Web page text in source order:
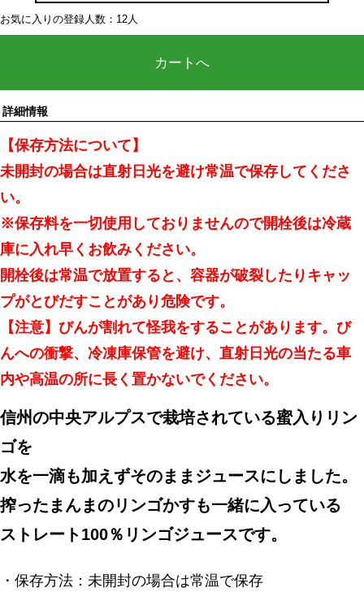
お気に入りの登録人数：12人
カートへ
詳細情報
【保存方法について】
未開封の場合は直射日光を避け常温で保存してくださ
い。
※保存料を一切使用しておりませんので開栓後は冷蔵
庫に入れ早くお飲みください。
開栓後は常温で放置すると、容器が破裂したりキャッ
プがとびだすことがあり危険です。
【注意】びんが割れて怪我をすることがあります。び
んへの衝撃、冷凍庫保管を避け、直射日光の当たる車
内や高温の所に長く置かないでください。
信州の中央アルプスで栽培されている蜜入りリン
ゴを
水を一滴も加えずそのままジュースにしました。
搾ったまんまのリンゴかすも一緒に入っている
ストレート100％リンゴジュースです。
・保存方法：未開封の場合は常温で保存